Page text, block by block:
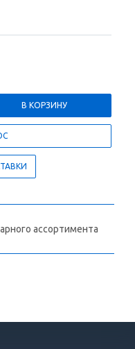
В КОРЗИНУ
ассортимента